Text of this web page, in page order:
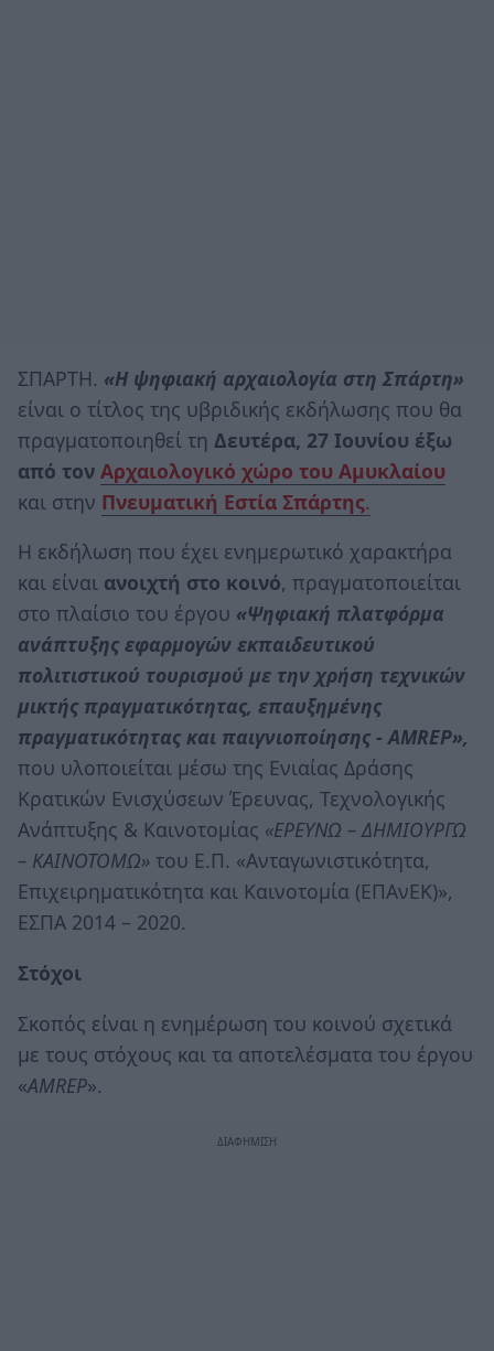
ΣΠΑΡΤΗ. «Η ψηφιακή αρχαιολογία στη Σπάρτη»
είναι ο τίτλος της υβριδικής εκδήλωσης που θα
πραγματοποιηθεί τη Δευτέρα, 27 Ιουνίου έξω
από τον Αρχαιολογικό χώρο του Αμυκλαίου
και στην Πνευματική Εστία Σπάρτης.
Η εκδήλωση που έχει ενημερωτικό χαρακτήρα
και είναι ανοιχτή στο κοινό, πραγματοποιείται
στο πλαίσιο του έργου «Ψηφιακή πλατφόρμα
ανάπτυξης εφαρμογών εκπαιδευτικού
πολιτιστικού τουρισμού με την χρήση τεχνικών
μικτής πραγματικότητας, επαυξημένης
πραγματικότητας και παιγνιοποίησης - AMREP»,
που υλοποιείται μέσω της Ενιαίας Δράσης
Κρατικών Ενισχύσεων Έρευνας, Τεχνολογικής
Ανάπτυξης & Καινοτομίας «ΕΡΕΥΝΩ – ΔΗΜΙΟΥΡΓΩ
– ΚΑΙΝΟΤΟΜΩ» του Ε.Π. «Ανταγωνιστικότητα,
Επιχειρηματικότητα και Καινοτομία (ΕΠΑνΕΚ)»,
ΕΣΠΑ 2014 – 2020.
Στόχοι
Σκοπός είναι η ενημέρωση του κοινού σχετικά
με τους στόχους και τα αποτελέσματα του έργου
«AMREP».